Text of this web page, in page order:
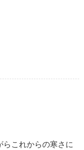
らこれからの寒さに